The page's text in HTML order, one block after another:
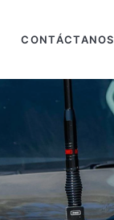
CONTÁCTANOS